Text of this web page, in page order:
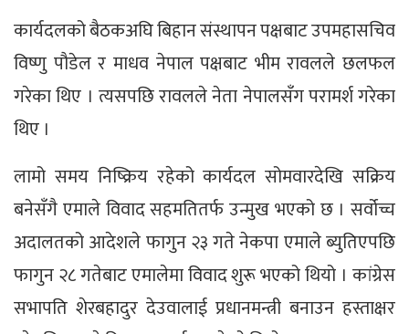
कार्यदलको बैठकअघि बिहान संस्थापन पक्षबाट उपमहासचिव
विष्णु पौडेल र माधव नेपाल पक्षबाट भीम रावलले छलफल
गरेका थिए । त्यसपछि रावलले नेता नेपालसँग परामर्श गरेका
थिए ।
लामो समय निष्क्रिय रहेको कार्यदल सोमवारदेखि सक्रिय
बनेसँगै एमाले विवाद सहमतितर्फ उन्मुख भएको छ । सर्वोच्च
अदालतको आदेशले फागुन २३ गते नेकपा एमाले ब्युतिएपछि
फागुन २८ गतेबाट एमालेमा विवाद शुरू भएको थियो । कांग्रेस
सभापति शेरबहादुर देउवालाई प्रधानमन्त्री बनाउन हस्ताक्षर